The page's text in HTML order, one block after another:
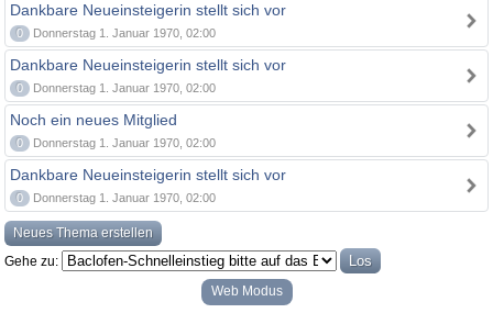
Dankbare Neueinsteigerin stellt sich vor
0 Donnerstag 1. Januar 1970, 02:00
Dankbare Neueinsteigerin stellt sich vor
0 Donnerstag 1. Januar 1970, 02:00
Noch ein neues Mitglied
0 Donnerstag 1. Januar 1970, 02:00
Dankbare Neueinsteigerin stellt sich vor
0 Donnerstag 1. Januar 1970, 02:00
Neues Thema erstellen
Gehe zu:
Web Modus